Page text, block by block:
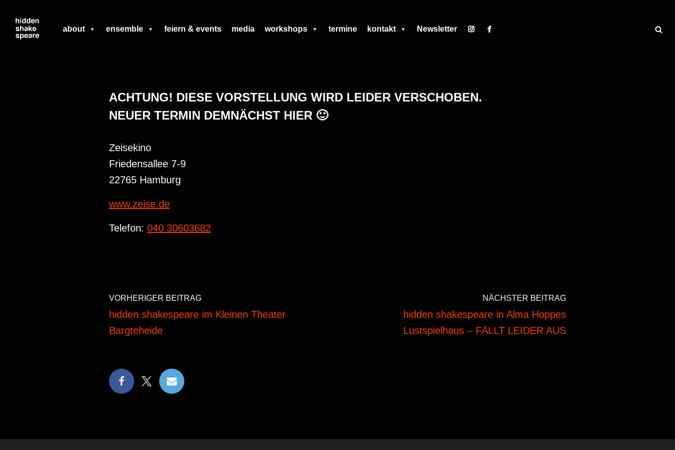
Zum
about ensemble feiern & events media workshops termine kontakt Newsletter
ACHTUNG! DIESE VORSTELLUNG WIRD LEIDER VERSCHOBEN.
NEUER TERMIN DEMNÄCHST HIER 🙂
Zeisekino
Friedensallee 7-9
22765 Hamburg
www.zeise.de
Telefon: 040 30603682
VORHERIGER BEITRAG
hidden shakespeare im Kleinen Theater
Bargteheide
NÄCHSTER BEITRAG
hidden shakespeare in Alma Hoppes
Lustspielhaus – FÄLLT LEIDER AUS